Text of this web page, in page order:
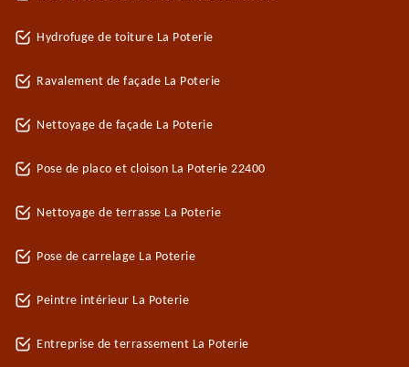
Hydrofuge de toiture La Poterie
Ravalement de façade La Poterie
Nettoyage de façade La Poterie
Pose de placo et cloison La Poterie 22400
Nettoyage de terrasse La Poterie
Pose de carrelage La Poterie
Peintre intérieur La Poterie
Entreprise de terrassement La Poterie